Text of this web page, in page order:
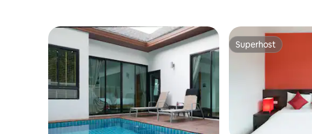
Superhost
Superhost